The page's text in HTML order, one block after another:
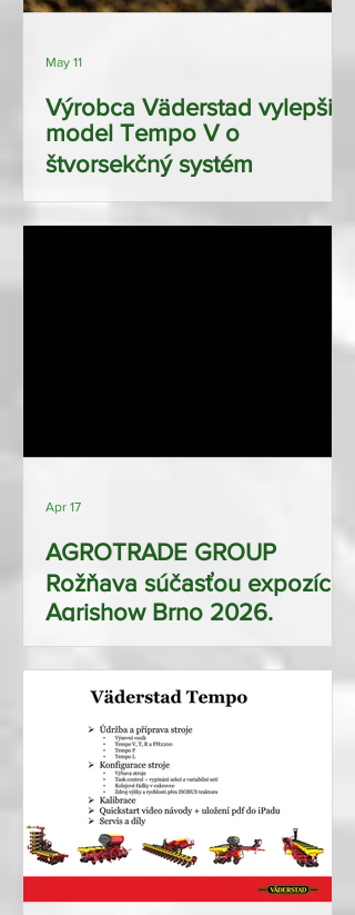
Výrobca Väderstad vylepšil
model Tempo V o
štvorsekčný systém
výhľad z traktora
May 11
AGROTRADE GROUP
Rožňava súčasťou expozície
Agrishow Brno 2026.
Apr 17